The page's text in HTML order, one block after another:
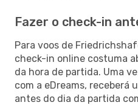
Fazer o check-in
Para voos de
check-in online costuma
da hora de partida. Uma
com a eDreams, receberá
antes do dia da partida